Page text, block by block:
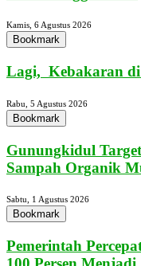
Kamis, 6 Agustus 2026
Bookmark
Lagi, Kebakaran di
Rabu, 5 Agustus 2026
Bookmark
Gunungkidul
Sampah Organik
Sabtu, 1 Agustus 2026
Bookmark
Pemerintah